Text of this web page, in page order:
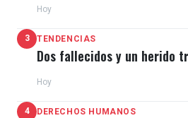
Hoy
3 TENDENCIAS
Dos fallecidos y un herido
Hoy
4 DERECHOS HUMANOS